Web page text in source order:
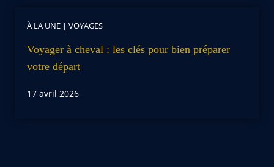
À LA UNE | VOYAGES
Voyager à cheval : les clés pour bien préparer
votre départ
17 avril 2026